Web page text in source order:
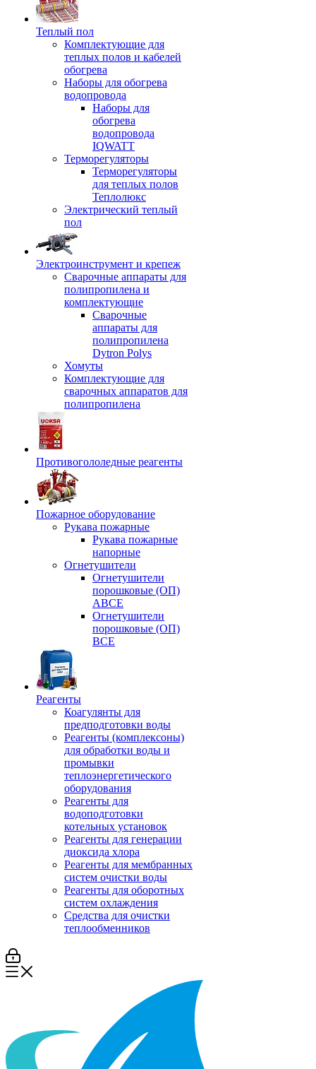
Теплый пол
Комплектующие для
теплых полов и кабелей
обогрева
Наборы для обогрева
водопровода
Наборы для
обогрева
водопровода
IQWATT
Терморегуляторы
Терморегуляторы
для теплых полов
Теплолюкс
Электрический теплый
пол
Электроинструмент и крепеж
Сварочные аппараты для
полипропилена и
комплектующие
Сварочные
аппараты для
полипропилена
Dytron Polys
Хомуты
Комплектующие для
сварочных аппаратов для
полипропилена
Противогололедные реагенты
Пожарное оборудование
Рукава пожарные
Рукава пожарные
напорные
Огнетушители
Огнетушители
порошковые (ОП)
АВСЕ
Огнетушители
порошковые (ОП)
ВСЕ
Реагенты
Коагулянты для
предподготовки воды
Реагенты (комплексоны)
для обработки воды и
промывки
теплоэнергетического
оборудования
Реагенты для
водоподготовки
котельных установок
Реагенты для генерации
диоксида хлора
Реагенты для мембранных
систем очистки воды
Реагенты для оборотных
систем охлаждения
Средства для очистки
теплообменников